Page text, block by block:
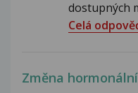
dostupných
Celá
Změna